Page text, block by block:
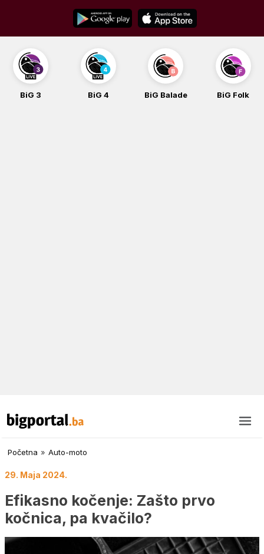
content
BiG 4 BiG Balade BiG Folk BiG iG
Početna » Auto-moto
29. Maja 2024.
Efikasno kočenje: Zašto prvo
kočnica, pa kvačilo?